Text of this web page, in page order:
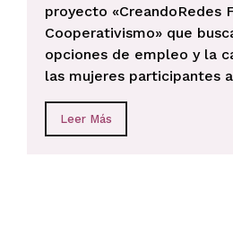
proyecto «CreandoRedes
Cooperativismo» que
opciones de empleo y la
las mujeres participantes
Leer Más